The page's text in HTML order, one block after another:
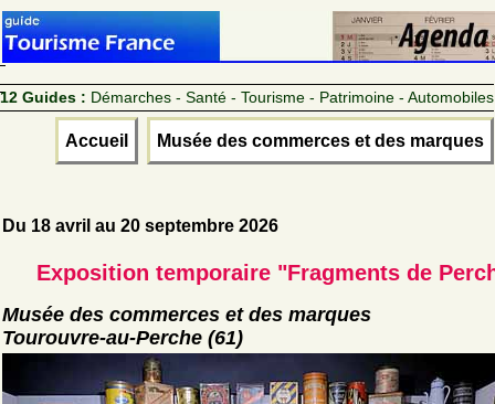
12 Guides : Démarches - Santé - Tourisme - Patrimoine - Automobiles
Accueil Musée des commerces et des marques
Du 18 avril au 20 septembre 2026
Exposition temporaire "Fragments de
Musée des commerces et des marques
Tourouvre-au-Perche (61)